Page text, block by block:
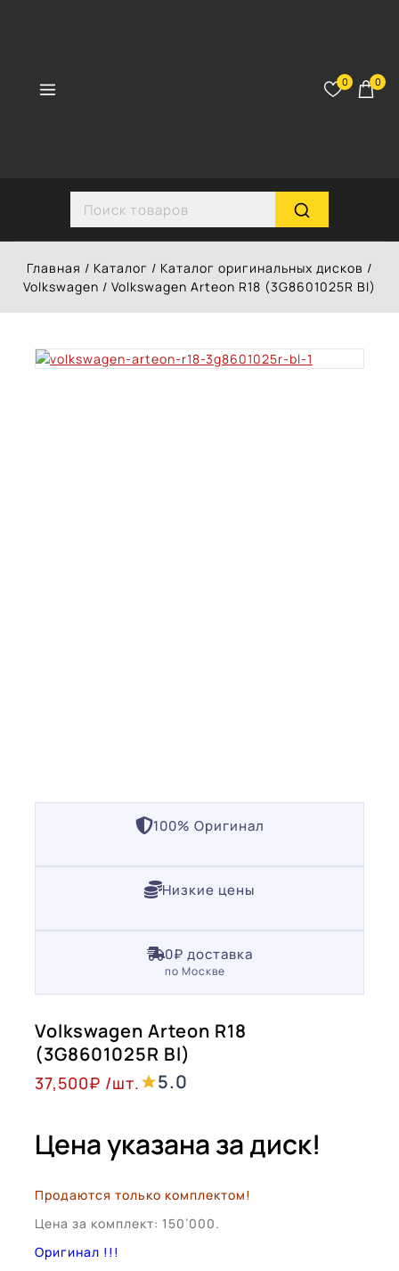
0 0
Главная / Каталог / Каталог оригинальных дисков /
Volkswagen / Volkswagen Arteon R18 (3G8601025R Bl)
100% Оригинал
Низкие цены
0₽ доставка
по Москве
Volkswagen Arteon R18
(3G8601025R Bl)
37,500₽ /шт. 5.0
Цена указана за диск!
Продаются только комплектом!
Цена за комплект: 150’000.
Оригинал !!!